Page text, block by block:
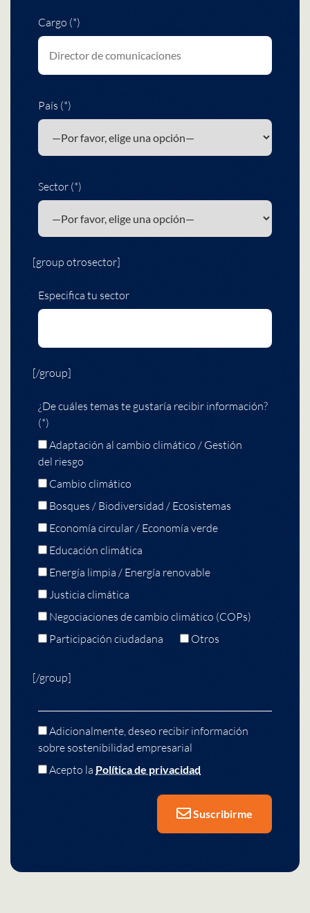
Cargo (*)
País (*)
Sector (*)
[group otrosector]
Especifica tu sector
[/group]
¿De cuáles temas te gustaría recibir información?
(*)
Adaptación al cambio climático / Gestión
del riesgo
Cambio climático
Bosques / Biodiversidad / Ecosistemas
Economía circular / Economía verde
Educación climática
Energía limpia / Energía renovable
Justicia climática
Negociaciones de cambio climático (COPs)
Participación ciudadana
Otros
[/group]
Adicionalmente, deseo recibir información
sobre sostenibilidad empresarial
Acepto la Política de privacidad
Suscribirme